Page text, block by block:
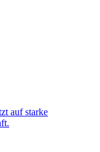
auf starke